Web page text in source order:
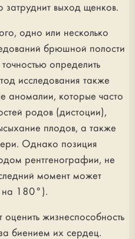
затруднит выход щенков.
одно или несколько
брюшной полости
определить
исследования также
аномалии, которые часто
родов (дистоции),
плодов, а также
Однако позиция
рентгенографии, не
момент может
на 180°).
жизнеспособность
биением их сердец.